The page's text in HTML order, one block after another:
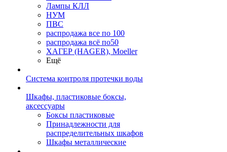
Лампы КЛЛ
НУМ
ПВС
распродажа все по 100
распродажа всё по50
ХАГЕР (HAGER), Moeller
Ещё
Система контроля протечки воды
Шкафы, пластиковые боксы,
аксессуары
Боксы пластиковые
Принадлежности для
распределительных шкафов
Шкафы металлические